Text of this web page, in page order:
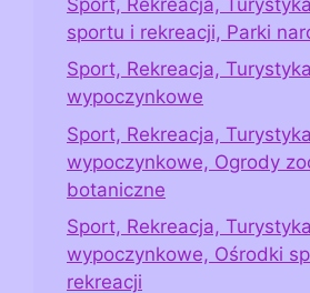
sportu i rekreacji, Parki
Sport, Rekreacja,
wypoczynkowe
Sport, Rekreacja,
wypoczynkowe, Ogrody
botaniczne
Sport, Rekreacja,
wypoczynkowe, Ośrodki
rekreacji